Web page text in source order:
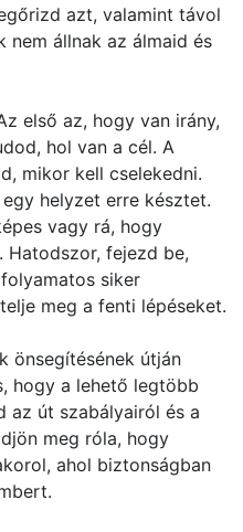
azt, valamint távol
állnak az álmaid és
első az, hogy van irány,
hol van a cél. A
mikor kell cselekedni.
helyzet erre késztet.
vagy rá, hogy
Hatodszor, fejezd be,
siker
meg a fenti lépéseket.
önsegítésének útján
hogy a lehető legtöbb
az út szabályairól és a
meg róla, hogy
ahol biztonságban